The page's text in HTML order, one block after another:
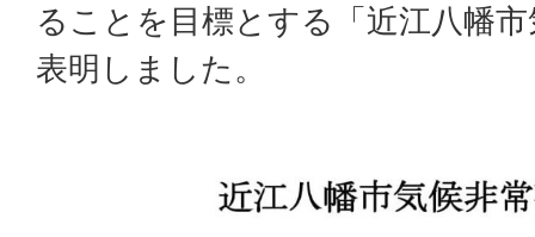
ることを目標とする「近江八幡
表明しました。